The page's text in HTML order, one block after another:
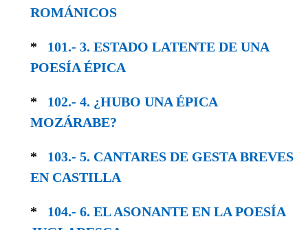
ROMÁNICOS
* 101.- 3. ESTADO LATENTE DE UNA
POESÍA ÉPICA
* 102.- 4. ¿HUBO UNA ÉPICA
MOZÁRABE?
* 103.- 5. CANTARES DE GESTA BREVES
EN CASTILLA
* 104.- 6. EL ASONANTE EN LA POESÍA